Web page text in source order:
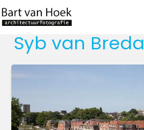
Ga
naar
inhoudSyb van Breda